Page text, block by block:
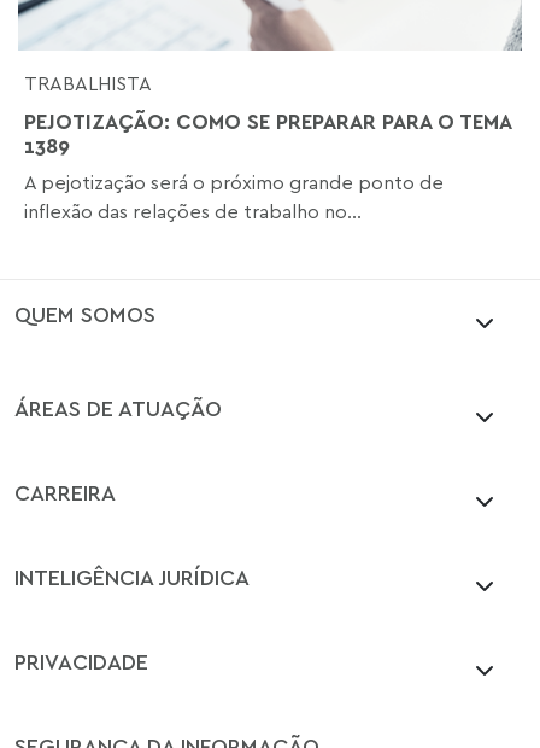
TRABALHISTA
PEJOTIZAÇÃO: COMO SE PREPARAR PARA O TEMA
1389
A pejotização será o próximo grande ponto de
inflexão das relações de trabalho no...
QUEM SOMOS
ÁREAS DE ATUAÇÃO
CARREIRA
INTELIGÊNCIA JURÍDICA
PRIVACIDADE